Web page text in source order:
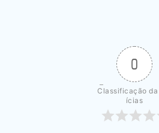
0
Classificação
ícias